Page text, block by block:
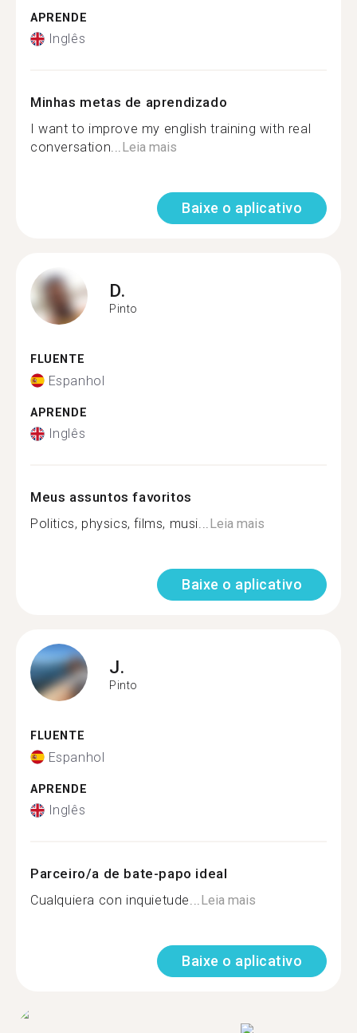
APRENDE
Inglês
Minhas metas de aprendizado
I want to improve my english training with real
conversation...Leia mais
Baixe o aplicativo
D.
Pinto
FLUENTE
Espanhol
APRENDE
Inglês
Meus assuntos favoritos
Politics, physics, films, musi...Leia mais
Baixe o aplicativo
J.
Pinto
FLUENTE
Espanhol
APRENDE
Inglês
Parceiro/a de bate-papo ideal
Cualquiera con inquietude...Leia mais
Baixe o aplicativo